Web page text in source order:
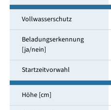
Vollwasserschutz
Beladungserkennung
[ja/nein]
Startzeitvorwahl
Höhe [cm]